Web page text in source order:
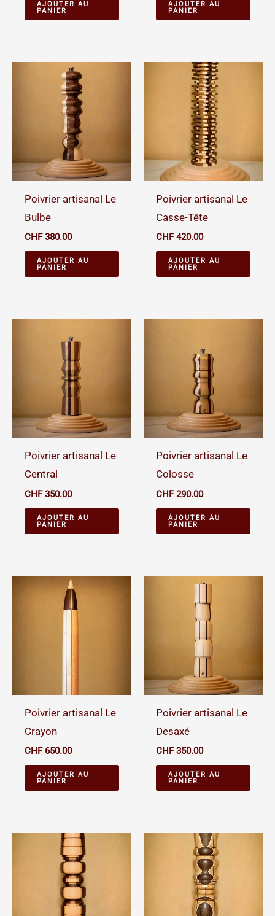
AJOUTER AU
PANIER
AJOUTER AU
PANIER
Poivrier artisanal Le
Bulbe
CHF380.00
AJOUTER AU
PANIER
Poivrier artisanal Le
Casse-Tête
CHF420.00
AJOUTER AU
PANIER
Poivrier artisanal Le
Central
CHF350.00
AJOUTER AU
PANIER
Poivrier artisanal Le
Colosse
CHF290.00
AJOUTER AU
PANIER
Poivrier artisanal Le
Crayon
CHF650.00
AJOUTER AU
PANIER
Poivrier artisanal Le
Desaxé
CHF350.00
AJOUTER AU
PANIER